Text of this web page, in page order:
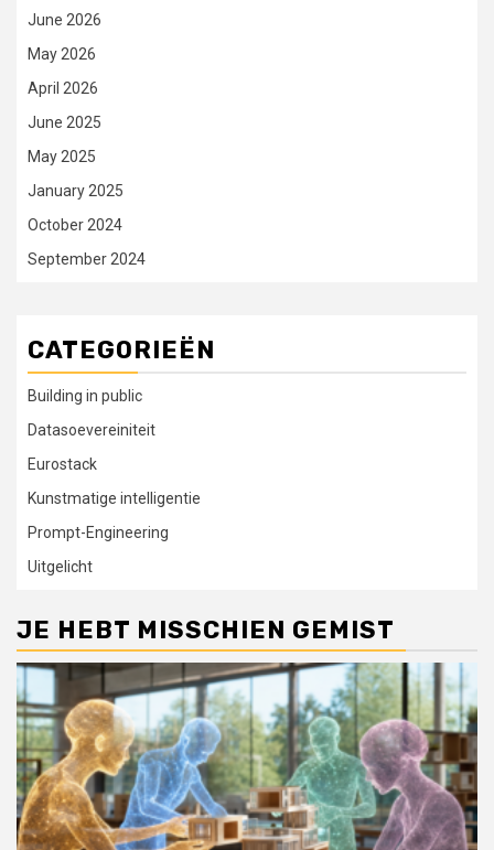
June 2026
May 2026
April 2026
June 2025
May 2025
January 2025
October 2024
September 2024
CATEGORIEËN
Building in public
Datasoevereiniteit
Eurostack
Kunstmatige intelligentie
Prompt-Engineering
Uitgelicht
JE HEBT MISSCHIEN GEMIST